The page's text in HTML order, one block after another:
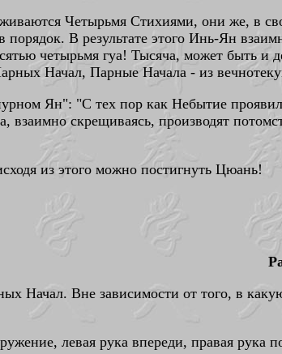
Четырьмя Стихиями, они же, в
В результате этого Инь-Ян
четырьмя гуа! Тысяча, может быть и
Начал, Парные Начала - из
Ян": "С тех пор как Небытие
взаимно скрещиваясь, производят
из этого можно постигнуть Цюань!
Начал. Вне зависимости от того, в
левая рука впереди, правая рука